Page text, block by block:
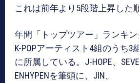
これは前年より5段階上昇した
年間「トップツアー」ランキ
K-POPアーティスト4組のうち3
に所属している。J-HOPE、
ENHYPENを筆頭に、JIN、